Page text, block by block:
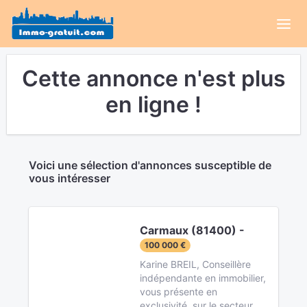
Cette annonce n'est plus
en ligne !
Voici une sélection d'annonces susceptible de
vous intéresser
Carmaux (81400) -
100 000 €
Karine BREIL, Conseillère
indépendante en immobilier,
vous présente en